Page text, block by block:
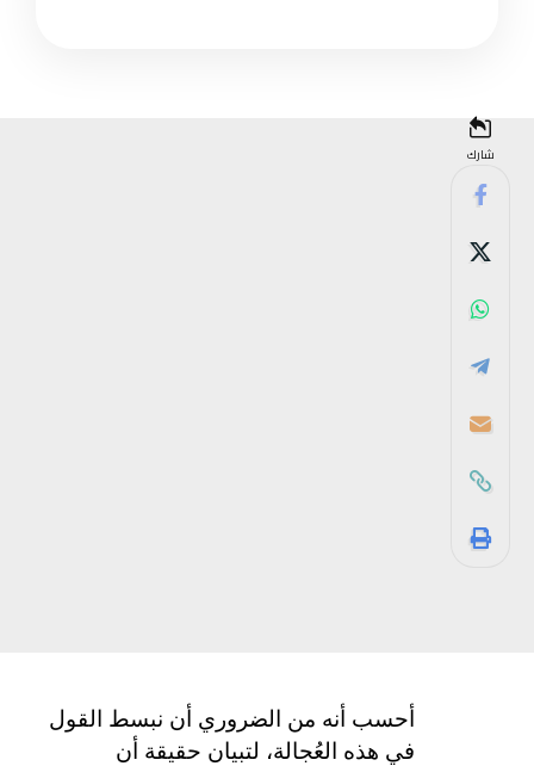
شارك
أحسب أنه من الضروري أن نبسط القول
في هذه العُجالة، لتبيان حقيقة أن